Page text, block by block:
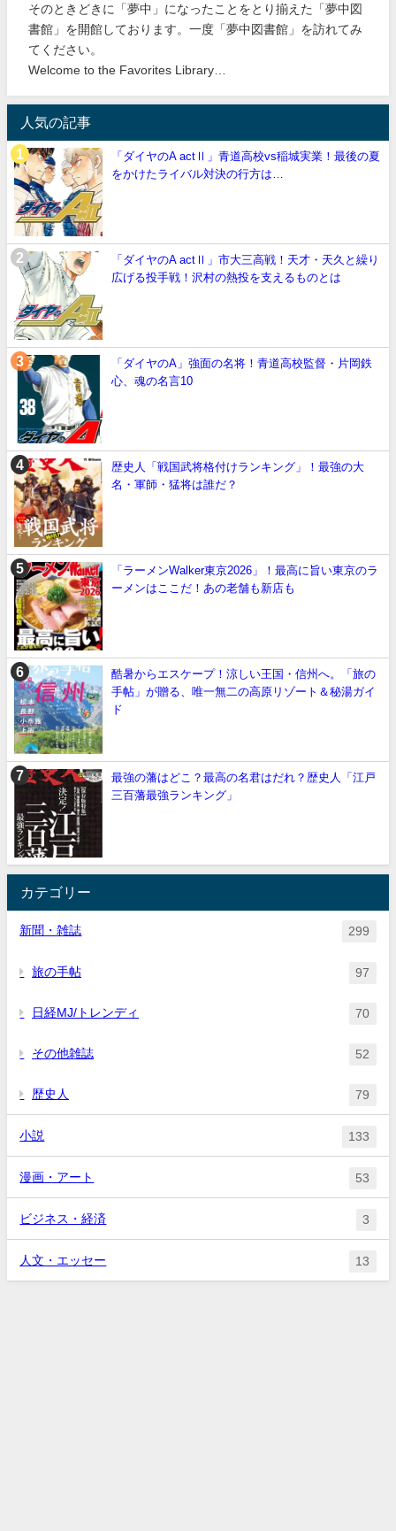
そのときどきに「夢中」になったことをとり揃えた「夢中図
書館」を開館しております。一度「夢中図書館」を訪れてみ
てください。
Welcome to the Favorites Library…
人気の記事
「ダイヤのA actⅡ」青道高校vs稲城実業！最後の夏
をかけたライバル対決の行方は…
「ダイヤのA actⅡ」市大三高戦！天才・天久と繰り
広げる投手戦！沢村の熱投を支えるものとは
「ダイヤのA」強面の名将！青道高校監督・片岡鉄
心、魂の名言10
歴史人「戦国武将格付けランキング」！最強の大
名・軍師・猛将は誰だ？
「ラーメンWalker東京2026」！最高に旨い東京のラ
ーメンはここだ！あの老舗も新店も
酷暑からエスケープ！涼しい王国・信州へ。「旅の
手帖」が贈る、唯一無二の高原リゾート＆秘湯ガイ
ド
最強の藩はどこ？最高の名君はだれ？歴史人「江戸
三百藩最強ランキング」
カテゴリー
新聞・雑誌 299
旅の手帖 97
日経MJ/トレンディ 70
その他雑誌 52
歴史人 79
小説 133
漫画・アート 53
ビジネス・経済 3
人文・エッセー 13